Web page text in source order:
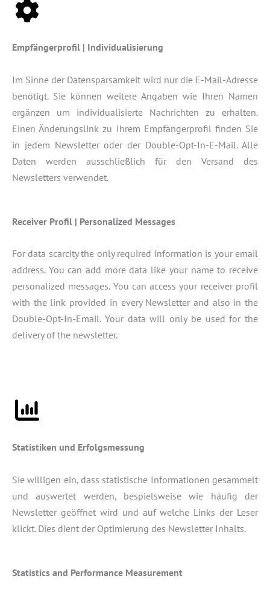
Empfängerprofil | Individualisierung
Im Sinne der Datensparsamkeit wird nur die E-Mail-Adresse
benötigt. Sie können weitere Angaben wie Ihren Namen
ergänzen um individualisierte Nachrichten zu erhalten.
Einen Änderungslink zu Ihrem Empfängerprofil finden Sie
in jedem Newsletter oder der Double-Opt-In-E-Mail. Alle
Daten werden ausschließlich für den Versand des
Newsletters verwendet.
Receiver Profil | Personalized Messages
For data scarcity the only required information is your email
address. You can add more data like your name to receive
personalized messages. You can access your receiver profil
with the link provided in every Newsletter and also in the
Double-Opt-In-Email. Your data will only be used for the
delivery of the newsletter.
Statistiken und Erfolgsmessung
Sie willigen ein, dass statistische Informationen gesammelt
und auswertet werden, bespielsweise wie häufig der
Newsletter geöffnet wird und auf welche Links der Leser
klickt. Dies dient der Optimierung des Newsletter Inhalts.
Statistics and Performance Measurement